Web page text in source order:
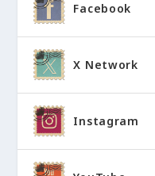
Facebook
X Network
Instagram